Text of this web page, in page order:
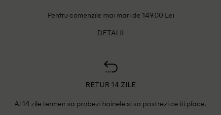
Pentru comenzile mai mari de 149.00 Lei
DETALII
RETUR 14 ZILE
Ai 14 zile termen sa probezi hainele si sa pastrezi ce iti place.